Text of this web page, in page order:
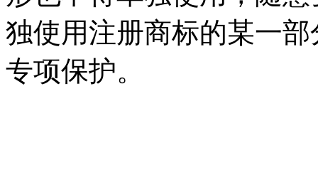
独使用注册商标的某一
专项保护。